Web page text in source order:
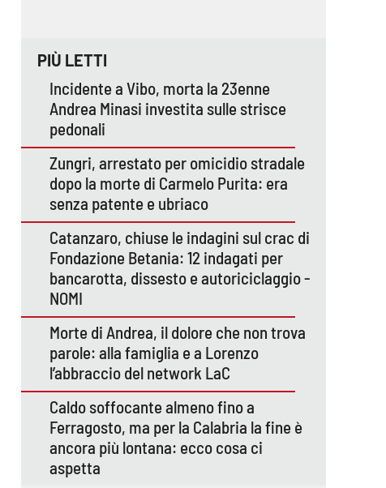
PIÙ LETTI
Incidente a Vibo, morta la 23enne
Andrea Minasi investita sulle strisce
pedonali
Zungri, arrestato per omicidio stradale
dopo la morte di Carmelo Purita: era
senza patente e ubriaco
Catanzaro, chiuse le indagini sul crac di
Fondazione Betania: 12 indagati per
bancarotta, dissesto e autoriciclaggio -
NOMI
Morte di Andrea, il dolore che non trova
parole: alla famiglia e a Lorenzo
l’abbraccio del network LaC
Caldo soffocante almeno fino a
Ferragosto, ma per la Calabria la fine è
ancora più lontana: ecco cosa ci
aspetta